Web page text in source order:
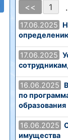
<< 1
17.06.2025
17.06.2025
16.06.2025
по
образования
16.06.2025
имущества